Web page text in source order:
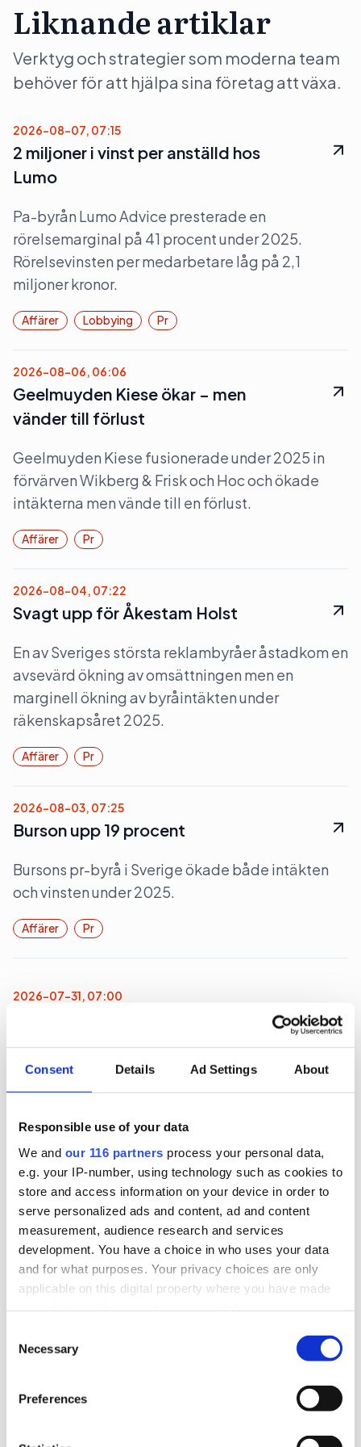
Consent Details Ad Settings About
Responsible use of your data
We and our 116 partners process your personal data,
e.g. your IP-number, using technology such as cookies to
store and access information on your device in order to
serve personalized ads and content, ad and content
measurement, audience research and services
development. You have a choice in who uses your data
and for what purposes. Your privacy choices are only
applicable on this digital property where you have made
the Privacy trigger icon.
Find out more about how your personal data is processed
and set your preferences in the
We use cookies to personalise content and ads, to
Selection
Necessary
Preferences
Liknande artiklar
Verktyg och strategier som moderna team
behöver för att hjälpa sina företag att växa.
2026-08-07, 07:15
2 miljoner i vinst per anställd hos
Lumo
Pa-byrån Lumo Advice presterade en
rörelsemarginal på 41 procent under 2025.
Rörelsevinsten per medarbetare låg på 2,1
miljoner kronor.
Affärer Lobbying Pr
2026-08-06, 06:06
Geelmuyden Kiese ökar – men
vänder till förlust
Geelmuyden Kiese fusionerade under 2025 in
förvärven Wikberg & Frisk och Hoc och ökade
intäkterna men vände till en förlust.
Affärer Pr
2026-08-04, 07:22
Svagt upp för Åkestam Holst
En av Sveriges största reklambyråer åstadkom en
avsevärd ökning av omsättningen men en
marginell ökning av byråintäkten under
räkenskapsåret 2025.
Affärer Pr
2026-08-03, 07:25
Burson upp 19 procent
Bursons pr-byrå i Sverige ökade både intäkten
och vinsten under 2025.
Affärer Pr
2026-07-31, 07:00
både intäkten och lönsamheten och passerade
Affärer
2026-07-28, 06:37
Rött för Obeya
För första gången sedan starten 2015 har pr-
byrån Obeya gått med förlust. Det skedde
räkenskapsåret 2025.
Kundtapp raderade Jungs lönsamhet